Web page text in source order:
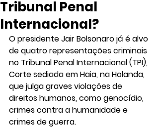
Tribunal Penal
Internacional?
O presidente Jair Bolsonaro já é alvo
de quatro representações criminais
no Tribunal Penal Internacional (TPI),
Corte sediada em Haia, na Holanda,
que julga graves violações de
direitos humanos, como genocídio,
crimes contra a humanidade e
crimes de guerra.